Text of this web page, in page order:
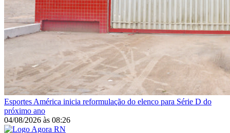
Esportes América inicia reformulação do elenco para Série D do
próximo ano
04/08/2026 às 08:26